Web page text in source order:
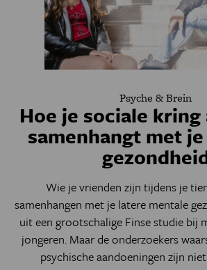
Psyche & Brein
Hoe je sociale
samenhangt met
Wie je vrienden zijn tijdens je
samenhangen met je latere mentale
uit een grootschalige Finse studie bij
jongeren. Maar de onderzoekers
psychische aandoeningen zijn